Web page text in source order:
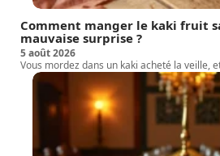
Comment manger le kaki fruit
mauvaise surprise ?
5 août 2026
Vous mordez dans un kaki acheté la veille,